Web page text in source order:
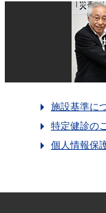
施設基準に
特定健診の
個人情報保